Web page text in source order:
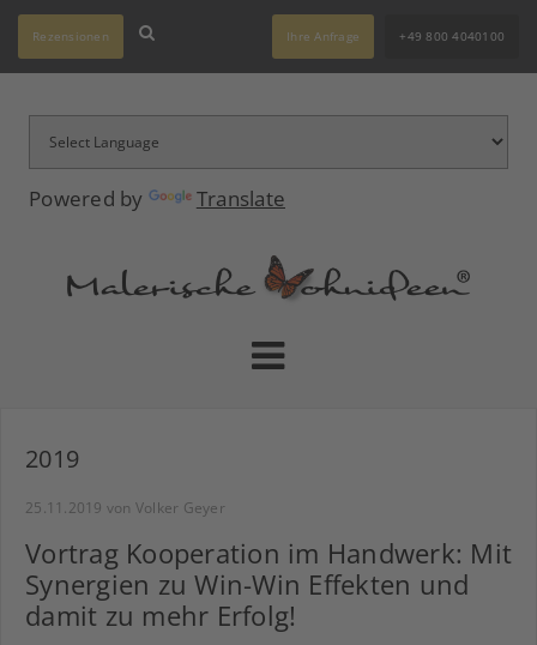
Powered by Translate
Rezensionen Ihre Anfrage +49 800 4040100
2019
25.11.2019 von Volker Geyer
Vortrag Kooperation im Handwerk: Mit
Synergien zu Win-Win Effekten und
damit zu mehr Erfolg!